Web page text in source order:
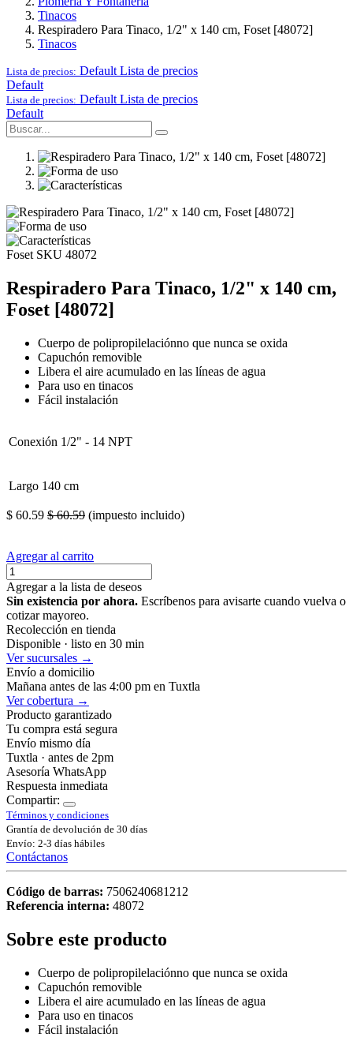
Tinacos
Respiradero Para Tinaco, 1/2" x 140 cm, Foset [48072]
Tinacos
Lista de precios: Default Lista de precios
Default
Lista de precios: Default Lista de precios
Default
Foset SKU 48072
Respiradero Para Tinaco, 1/2" x 140 cm,
Foset [48072]
Cuerpo de polipropilelaciónno que nunca se oxida
Capuchón removible
Libera el aire acumulado en las líneas de agua
Para uso en tinacos
Fácil instalación
Conexión 1/2" - 14 NPT
Largo 140 cm
$ 60.59 $60.59 (impuesto incluido)
Agregar al carrito
Agregar a la lista de deseos
Sin existencia por ahora. Escríbenos para avisarte cuando vuelva o
cotizar mayoreo.
Recolección en tienda
Disponible · listo en 30 min
Ver sucursales →
Envío a domicilio
Mañana antes de las 4:00 pm en Tuxtla
Ver cobertura →
Producto garantizado
Tu compra está segura
Envío mismo día
Tuxtla · antes de 2pm
Asesoría WhatsApp
Respuesta inmediata
Compartir:
Términos y condiciones
Grantía de devolución de 30 días
Envío: 2-3 días hábiles
Contáctanos
Código de barras: 7506240681212
Referencia interna: 48072
Sobre este producto
Cuerpo de polipropilelaciónno que nunca se oxida
Capuchón removible
Libera el aire acumulado en las líneas de agua
Para uso en tinacos
Fácil instalación